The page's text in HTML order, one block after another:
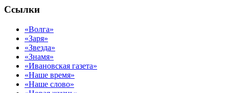
Ссылки
«Волга»
«Заря»
«Звезда»
«Знамя»
«Ивановская газета»
«Наше время»
«Наше слово»